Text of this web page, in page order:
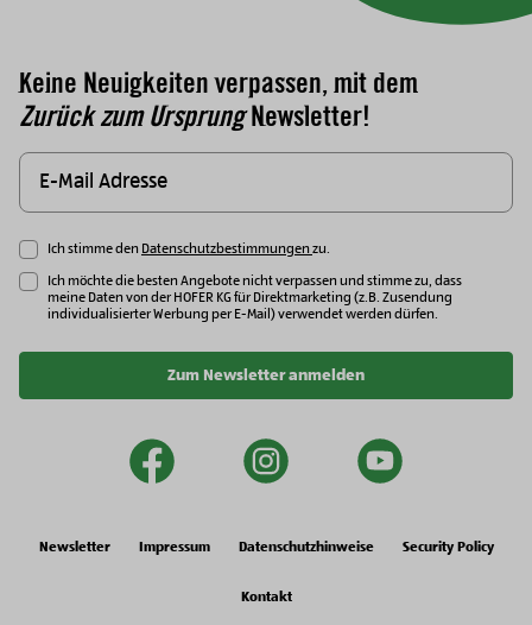
Keine Neuigkeiten verpassen, mit dem
Zurück zum UrsprungNewsletter!
Ich stimme den Datenschutzbestimmungenzu.
Ich möchte die besten Angebote nicht verpassen und stimme zu, dass
meine Daten von der HOFER KG für Direktmarketing (z.B. Zusendung
individualisierter Werbung per E-Mail) verwendet werden dürfen.
Zum Newsletter anmelden
facebookinstagram
Newsletter Impressum Datenschutzhinweise Security Policy
Kontakt